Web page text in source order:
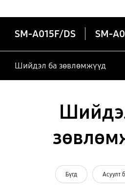
SM-A015F/DS SM-
Шийдэл ба зөвлөмжүүд
Бүгд Асуулт